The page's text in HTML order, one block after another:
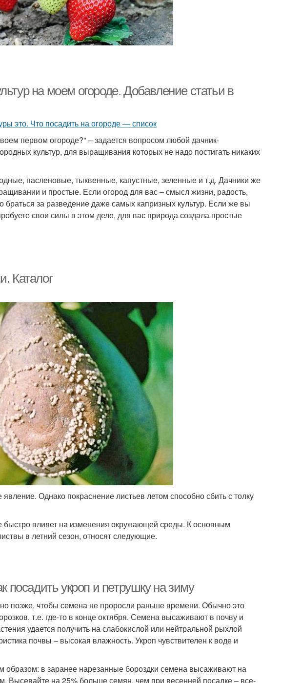
на моем огороде. Добавление статьи в
первом огороде?" – задается вопросом любой дачник-
культур, для выращивания которых не надо постигать никаких
пасленовые, тыквенные, капустные, зеленные и т.д. Дачники же
и простые. Если огород для вас – смысл жизни, радость,
браться за разведение даже самых капризных культур. Если же вы
свои силы в этом деле, для вас природа создала простые
Каталог
Однако покраснение листьев летом способно сбить с толку
быстро влияет на изменения окружающей среды. К основным
в летний сезон, относят следующие.
посадить укроп и петрушку на зиму
позже, чтобы семена не проросли раньше времени. Обычно это
т.е. где-то в конце октября. Семена высаживают в почву и
удается получить на слабокислой или нейтральной рыхлой
почвы – высокая влажность. Укроп чувствителен к воде и
в заранее нарезанные бороздки семена высаживают на
Высевайте на 25% больше семян, чем при весенней посадке – все-